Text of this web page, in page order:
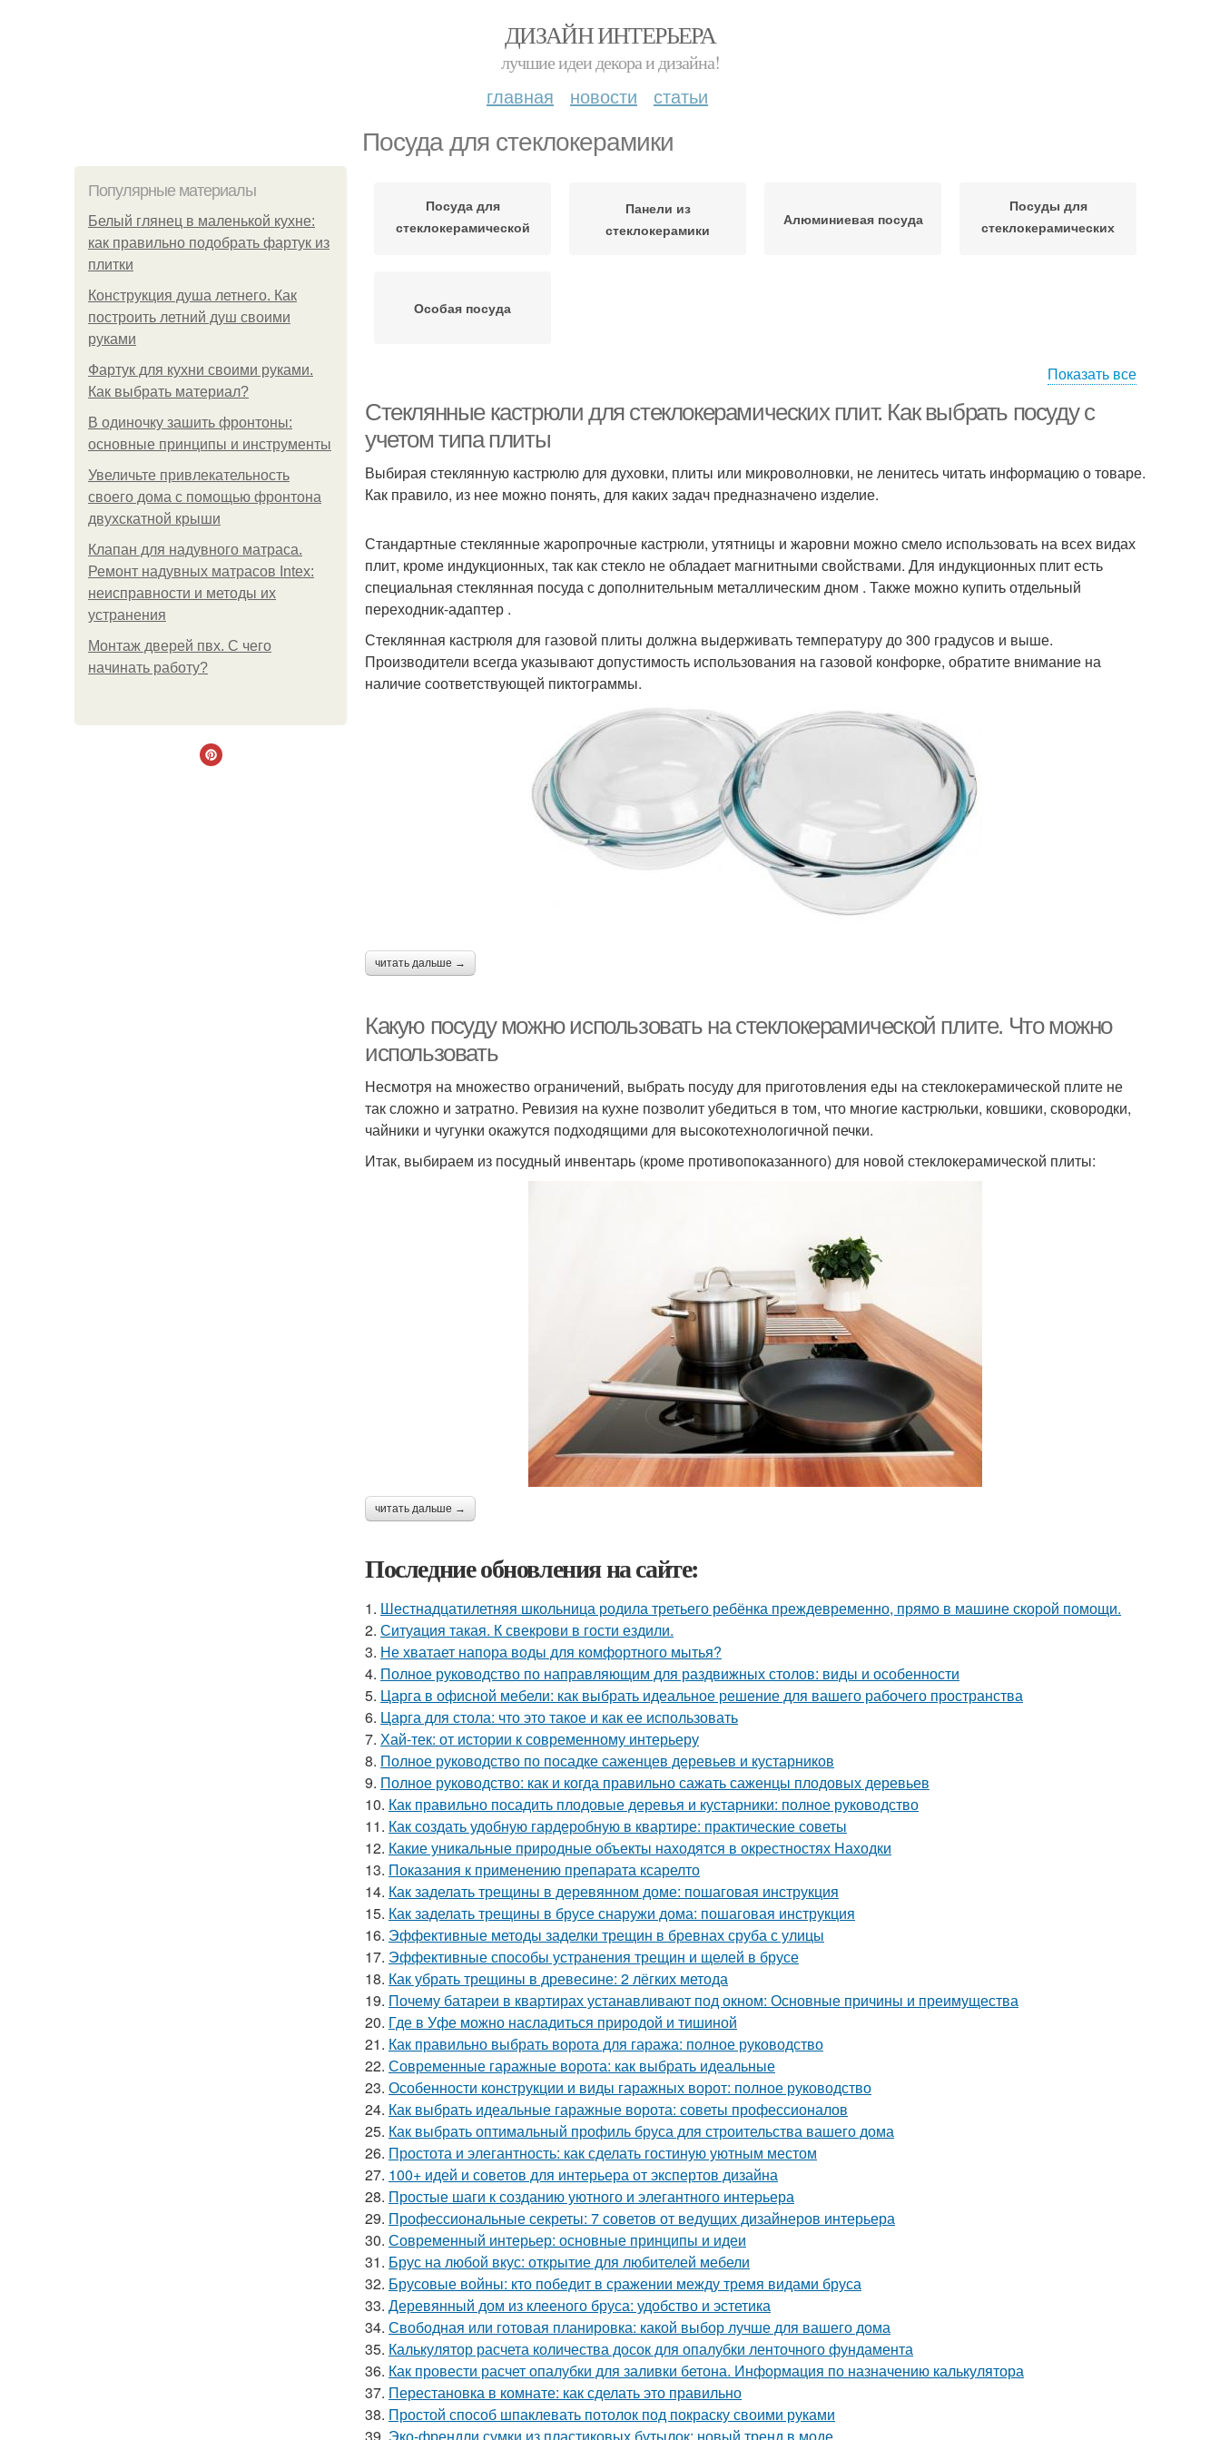
ДИЗАЙН ИНТЕРЬЕРА
лучшие идеи декора и дизайна!
главная новости статьи
Посуда для стеклокерамики
Популярные материалы
Белый глянец в маленькой кухне:
как правильно подобрать фартук из
плитки
Конструкция душа летнего. Как
построить летний душ своими
руками
Фартук для кухни своими руками.
Как выбрать материал?
В одиночку зашить фронтоны:
основные принципы и инструменты
Увеличьте привлекательность
своего дома с помощью фронтона
двухскатной крыши
Клапан для надувного матраса.
Ремонт надувных матрасов Intex:
неисправности и методы их
устранения
Монтаж дверей пвх. С чего
начинать работу?
Посуда для
стеклокерамической
Панели из
стеклокерамики
Алюминиевая посуда
Посуды для
стеклокерамических
Особая посуда
Показать все
Стеклянные кастрюли для стеклокерамических плит. Как выбрать посуду с
учетом типа плиты
Выбирая стеклянную кастрюлю для духовки, плиты или микроволновки, не ленитесь читать информацию о товаре.
Как правило, из нее можно понять, для каких задач предназначено изделие.
Стандартные стеклянные жаропрочные кастрюли, утятницы и жаровни можно смело использовать на всех видах
плит, кроме индукционных, так как стекло не обладает магнитными свойствами. Для индукционных плит есть
специальная стеклянная посуда с дополнительным металлическим дном . Также можно купить отдельный
переходник-адаптер .
Стеклянная кастрюля для газовой плиты должна выдерживать температуру до 300 градусов и выше.
Производители всегда указывают допустимость использования на газовой конфорке, обратите внимание на
наличие соответствующей пиктограммы.
читать дальше →
Какую посуду можно использовать на стеклокерамической плите. Что можно
использовать
Несмотря на множество ограничений, выбрать посуду для приготовления еды на стеклокерамической плите не
так сложно и затратно. Ревизия на кухне позволит убедиться в том, что многие кастрюльки, ковшики, сковородки,
чайники и чугунки окажутся подходящими для высокотехнологичной печки.
Итак, выбираем из посудный инвентарь (кроме противопоказанного) для новой стеклокерамической плиты:
читать дальше →
Последние обновления на сайте:
1. Шестнадцатилетняя школьница родила третьего ребёнка преждевременно, прямо в машине скорой помощи.
2. Ситуaция такая. К свекрови в гости ездили.
3. Не хватает напора воды для комфортного мытья?
4. Полное руководство по направляющим для раздвижных столов: виды и особенности
5. Царга в офисной мебели: как выбрать идеальное решение для вашего рабочего пространства
6. Царга для стола: что это такое и как ее использовать
7. Хай-тек: от истории к современному интерьеру
8. Полное руководство по посадке саженцев деревьев и кустарников
9. Полное руководство: как и когда правильно сажать саженцы плодовых деревьев
10. Как правильно посадить плодовые деревья и кустарники: полное руководство
11. Как создать удобную гардеробную в квартире: практические советы
12. Какие уникальные природные объекты находятся в окрестностях Находки
13. Показания к применению препарата ксарелто
14. Как заделать трещины в деревянном доме: пошаговая инструкция
15. Как заделать трещины в брусе снаружи дома: пошаговая инструкция
16. Эффективные методы заделки трещин в бревнах сруба с улицы
17. Эффективные способы устранения трещин и щелей в брусе
18. Как убрать трещины в древесине: 2 лёгких метода
19. Почему батареи в квартирах устанавливают под окном: Основные причины и преимущества
20. Где в Уфе можно насладиться природой и тишиной
21. Как правильно выбрать ворота для гаража: полное руководство
22. Современные гаражные ворота: как выбрать идеальные
23. Особенности конструкции и виды гаражных ворот: полное руководство
24. Как выбрать идеальные гаражные ворота: советы профессионалов
25. Как выбрать оптимальный профиль бруса для строительства вашего дома
26. Простота и элегантность: как сделать гостиную уютным местом
27. 100+ идей и советов для интерьера от экспертов дизайна
28. Простые шаги к созданию уютного и элегантного интерьера
29. Профессиональные секреты: 7 советов от ведущих дизайнеров интерьера
30. Современный интерьер: основные принципы и идеи
31. Брус на любой вкус: открытие для любителей мебели
32. Брусовые войны: кто победит в сражении между тремя видами бруса
33. Деревянный дом из клееного бруса: удобство и эстетика
34. Свободная или готовая планировка: какой выбор лучше для вашего дома
35. Калькулятор расчета количества досок для опалубки ленточного фундамента
36. Как провести расчет опалубки для заливки бетона. Информация по назначению калькулятора
37. Перестановка в комнате: как сделать это правильно
38. Простой способ шпаклевать потолок под покраску своими руками